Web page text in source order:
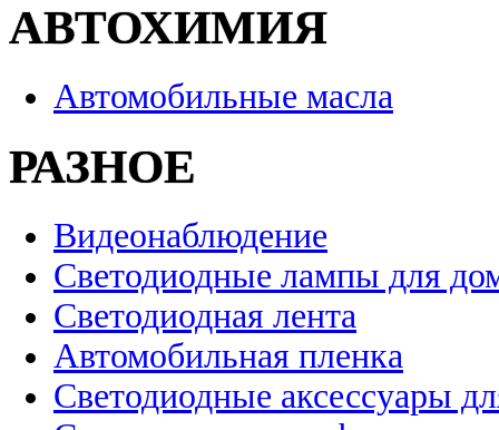
АВТОХИМИЯ
Автомобильные масла
РАЗНОЕ
Видеонаблюдение
Светодиодные лампы для
Светодиодная лента
Автомобильная пленка
Светодиодные аксессуары